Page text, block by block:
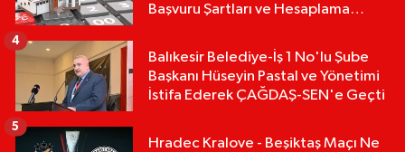
Başvuru Şartları ve Hesaplama
Balıkesir Belediye-İş 1 No'lu Şube
Başkanı Hüseyin Pastal ve Yönetimi
İstifa Ederek ÇAĞDAŞ-SEN'e Geçti
4
Hradec Kralove - Beşiktaş Maçı Ne
5